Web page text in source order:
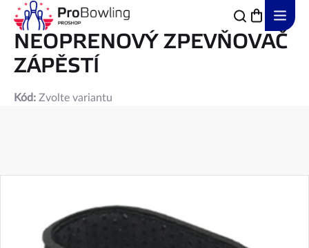
Přejít
obsah
NEOPRENOVÝ ZPEVŇOVAČ
ZÁPĚSTÍ
Kód: Zvolte variantu